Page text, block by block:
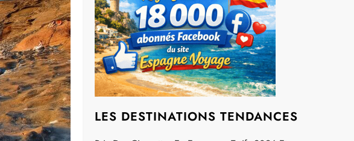
LES DESTINATIONS TENDANCES